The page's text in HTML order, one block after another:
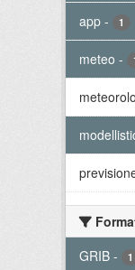
app - 1
meteo -
GRIB - 1